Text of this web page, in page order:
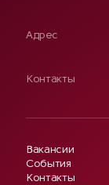
Адрес
Контакты
Вакансии
События
Контакты